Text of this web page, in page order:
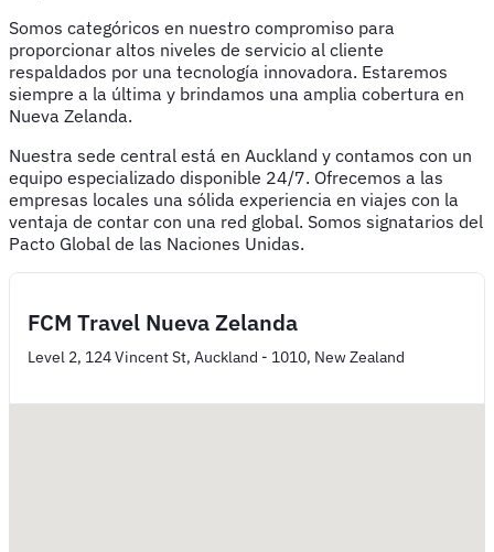
Somos categóricos en nuestro compromiso para
proporcionar altos niveles de servicio al cliente
respaldados por una tecnología innovadora. Estaremos
siempre a la última y brindamos una amplia cobertura en
Nueva Zelanda.
Nuestra sede central está en Auckland y contamos con un
equipo especializado disponible 24/7. Ofrecemos a las
empresas locales una sólida experiencia en viajes con la
ventaja de contar con una red global. Somos signatarios del
Pacto Global de las Naciones Unidas.
FCM Travel Nueva Zelanda
Level 2, 124 Vincent St, Auckland - 1010, New Zealand